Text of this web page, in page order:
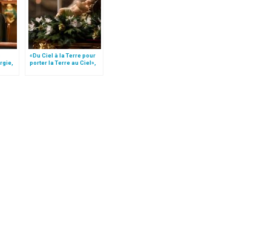
«Du Ciel à la Terre pour
porter la Terre au Ciel»,